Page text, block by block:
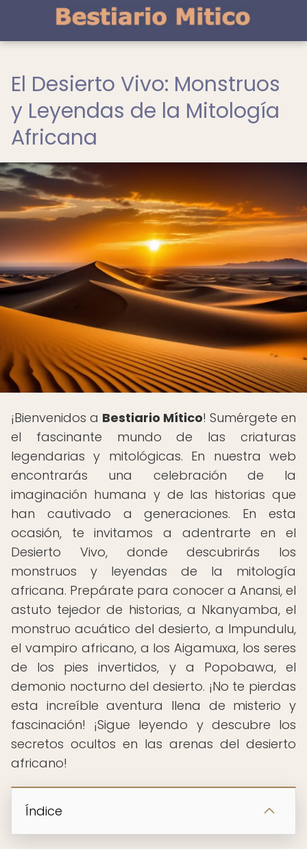
El Desierto Vivo: Monstruos
y Leyendas de la Mitología
Africana
¡Bienvenidos a Bestiario Mítico! Sumérgete en
el fascinante mundo de las criaturas
legendarias y mitológicas. En nuestra web
encontrarás una celebración de la
imaginación humana y de las historias que
han cautivado a generaciones. En esta
ocasión, te invitamos a adentrarte en el
Desierto Vivo, donde descubrirás los
monstruos y leyendas de la mitología
africana. Prepárate para conocer a Anansi, el
astuto tejedor de historias, a Nkanyamba, el
monstruo acuático del desierto, a Impundulu,
el vampiro africano, a los Aigamuxa, los seres
de los pies invertidos, y a Popobawa, el
demonio nocturno del desierto. ¡No te pierdas
esta increíble aventura llena de misterio y
fascinación! ¡Sigue leyendo y descubre los
secretos ocultos en las arenas del desierto
africano!
Índice